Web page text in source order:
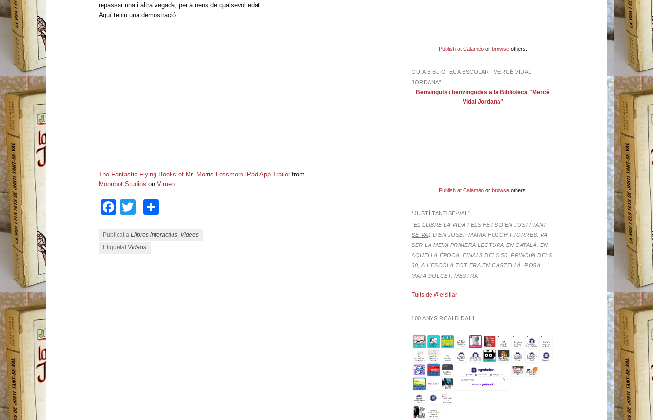
repassar una i altra vegada, per a nens de qualsevol edat.
Aquí teniu una demostració:
The Fantastic Flying Books of Mr. Morris Lessmore iPad App Trailer from
Moonbot Studios onVimeo.
Facebook
Twitter
Publicat aLlibres interactius, Vídeos
Etiquetat Vídeos
Publish at Calaméoor browseothers.
GUIA BIBLIOTECA ESCOLAR “MERCÈ VIDAL
JORDANA”
Benvinguts i benvingudes a la Biblioteca "Mercè
Vidal Jordana"
Publish at Calaméoor browseothers.
“JUSTÍ TANT-SE-VAL”
“EL LLIBRELA VIDA I ELS FETS D’EN JUSTÍ TANT-
SE-VAL D’EN JOSEP MARIA FOLCH I TORRES, VA
SER LA MEVA PRIMERA LECTURA EN CATALÀ. EN
AQUELLA ÈPOCA, FINALS DELS 50, PRINCIPI DELS
60, A L’ESCOLA TOT ERA EN CASTELLÀ. ROSA
MATA DOLCET, MESTRA”
Tuits de @elsitjar
100 ANYS ROALD DAHL